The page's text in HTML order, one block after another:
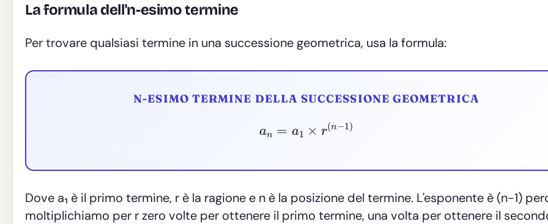
La formula dell'n-esimo termine
Per trovare qualsiasi termine in una successione geometrica, usa la formula:
N-ESIMO TERMINE DELLA SUCCESSIONE GEOMETRICA
n−1)
Dove a₁ è il primo termine, r è la ragione e n è la posizione del termine. L'esponente è (n-1)
moltiplichiamo per r zero volte per ottenere il primo termine, una volta per ottenere il